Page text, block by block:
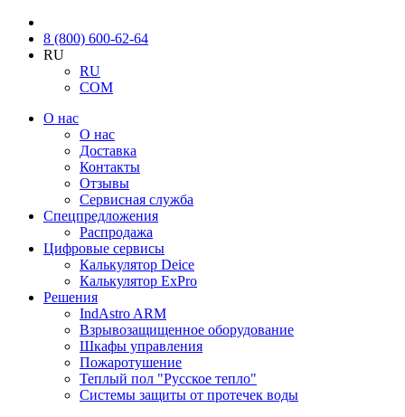
8 (800) 600-62-64
RU
RU
COM
О нас
О нас
Доставка
Контакты
Отзывы
Сервисная служба
Спецпредложения
Распродажа
Цифровые сервисы
Калькулятор Deice
Калькулятор ExPro
Решения
IndAstro ARM
Взрывозащищенное оборудование
Шкафы управления
Пожаротушение
Теплый пол "Русское тепло"
Системы защиты от протечек воды